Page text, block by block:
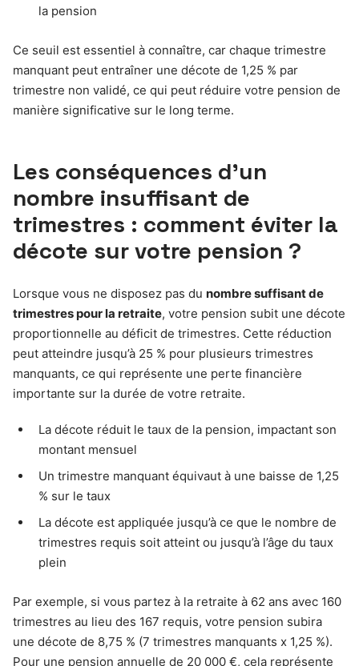
la pension
Ce seuil est essentiel à connaître, car chaque trimestre
manquant peut entraîner une décote de 1,25 % par
trimestre non validé, ce qui peut réduire votre pension de
manière significative sur le long terme.
Les conséquences d’un
nombre insuffisant de
trimestres : comment éviter la
décote sur votre pension ?
Lorsque vous ne disposez pas du nombre suffisant de
trimestres pour la retraite, votre pension subit une décote
proportionnelle au déficit de trimestres. Cette réduction
peut atteindre jusqu’à 25 % pour plusieurs trimestres
manquants, ce qui représente une perte financière
importante sur la durée de votre retraite.
La décote réduit le taux de la pension, impactant son
montant mensuel
Un trimestre manquant équivaut à une baisse de 1,25
% sur le taux
La décote est appliquée jusqu’à ce que le nombre de
trimestres requis soit atteint ou jusqu’à l’âge du taux
plein
Par exemple, si vous partez à la retraite à 62 ans avec 160
trimestres au lieu des 167 requis, votre pension subira
une décote de 8,75 % (7 trimestres manquants x 1,25 %).
Pour une pension annuelle de 20 000 €, cela représente